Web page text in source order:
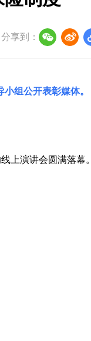
分享到：
小组公开表彰媒体。
上演讲会圆满落幕。